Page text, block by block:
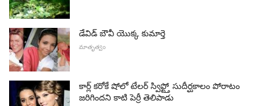
డేవిడ్ బౌవీ యొక్క కుమార్తె
మాతృత్వం
కార్ల్ కరోకే షోలో టేలర్ స్విఫ్ట్తో సుదీర్ఘకాలం పోరాటం
జరిగిందని కాటి పెర్రీ తెలిపాడు